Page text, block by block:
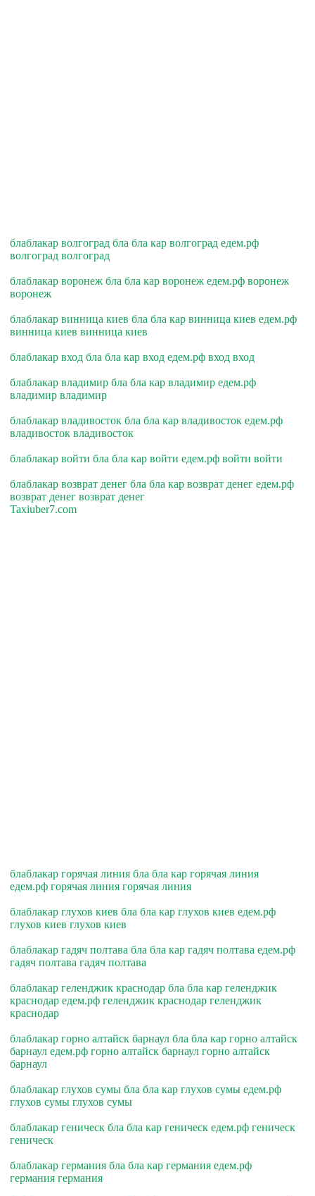
блаблакар волгоград бла бла кар волгоград едем.рф
волгоград волгоград
блаблакар воронеж бла бла кар воронеж едем.рф воронеж
воронеж
блаблакар винница киев бла бла кар винница киев едем.рф
винница киев винница киев
блаблакар вход бла бла кар вход едем.рф вход вход
блаблакар владимир бла бла кар владимир едем.рф
владимир владимир
блаблакар владивосток бла бла кар владивосток едем.рф
владивосток владивосток
блаблакар войти бла бла кар войти едем.рф войти войти
блаблакар возврат денег бла бла кар возврат денег едем.рф
возврат денег возврат денег
Taxiuber7.com
блаблакар горячая линия бла бла кар горячая линия
едем.рф горячая линия горячая линия
блаблакар глухов киев бла бла кар глухов киев едем.рф
глухов киев глухов киев
блаблакар гадяч полтава бла бла кар гадяч полтава едем.рф
гадяч полтава гадяч полтава
блаблакар геленджик краснодар бла бла кар геленджик
краснодар едем.рф геленджик краснодар геленджик
краснодар
блаблакар горно алтайск барнаул бла бла кар горно алтайск
барнаул едем.рф горно алтайск барнаул горно алтайск
барнаул
блаблакар глухов сумы бла бла кар глухов сумы едем.рф
глухов сумы глухов сумы
блаблакар геническ бла бла кар геническ едем.рф геническ
геническ
блаблакар германия бла бла кар германия едем.рф
германия германия